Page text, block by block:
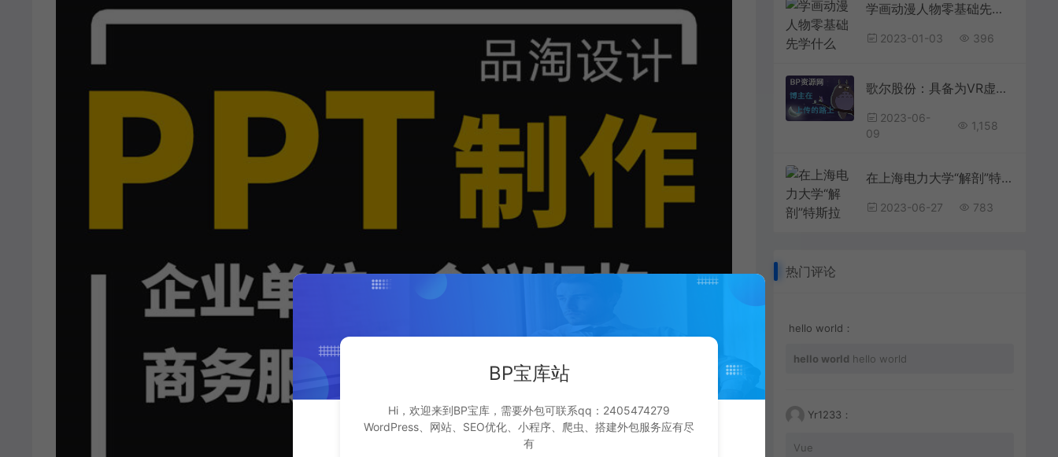
学画动漫人物零基础先学什么
2023-01-03 396
歌尔股份：具备为VR虚拟现实产品提供整体系统解决方案的能力为找刺激，女子给自己注射黑寡妇蜘蛛，心率飙升188，结果如何？
2023-06-
09
1,158
在上海电力大学“解剖”特斯拉 校企携手研发3D解构示教平台培养卓越工程师明星在资本面前有多卑微？杨颖被摸胸抱起，林更新被怒骂不敢回嘴
2023-06-27 783
热门评论
hello world：
hello world hello world
Yr1233：
Vue
BP宝库站
Hi，欢迎来到BP宝库，需要外包可联系qq：2405474279
WordPress、网站、SEO优化、小程序、爬虫、搭建外包服务应有尽
有